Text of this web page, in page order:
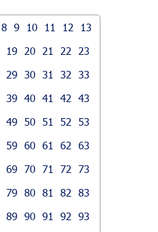
8 9 10 11 12
13
19 20 21 22
23
29 30 31 32
33
39 40 41 42
43
49 50 51 52
53
59 60 61 62
63
69 70 71 72
73
79 80 81 82
83
89 90 91 92
93